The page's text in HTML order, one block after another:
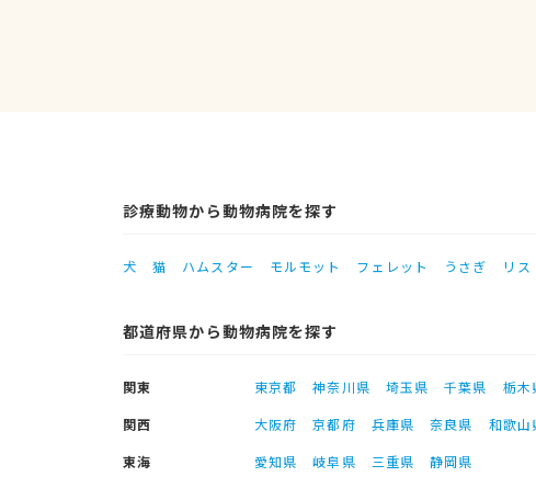
診療動物から動物病院を探す
犬 猫 ハムスター モルモット フェレット うさぎ リス
都道府県から動物病院を探す
関東 東京都 神奈川県 埼玉県 千葉県 栃木
関西
大阪府 京都府 兵庫県 奈良県 和歌山
東海
愛知県 岐阜県 三重県
静岡県